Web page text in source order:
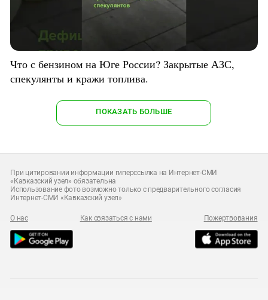
Что с бензином на Юге России? Закрытые АЗС,
спекулянты и кражи топлива.
ПОКАЗАТЬ БОЛЬШЕ
При цитировании информации гиперссылка на Интернет-СМИ
«Кавказский узел» обязательна
Использование фото возможно только с предварительного согласия
Интернет-СМИ «Кавказский узел»
О нас Как связаться с нами Пожертвования